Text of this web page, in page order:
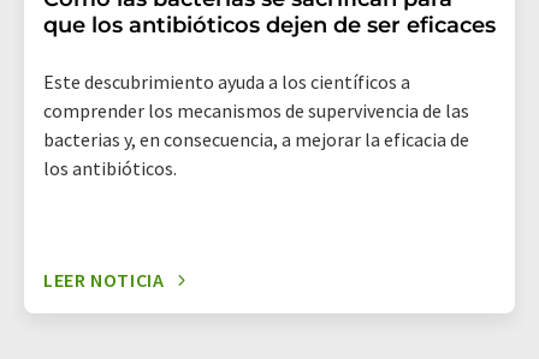
que los antibióticos dejen de ser eficaces
Este descubrimiento ayuda a los científicos a
comprender los mecanismos de supervivencia de las
bacterias y, en consecuencia, a mejorar la eficacia de
los antibióticos.
LEER NOTICIA